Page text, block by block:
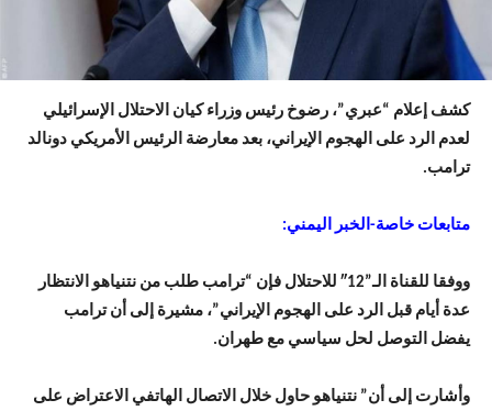
كشف إعلام “عبري”، رضوخ رئيس وزراء كيان الاحتلال الإسرائيلي
لعدم الرد على الهجوم الإيراني، بعد معارضة الرئيس الأمريكي دونالد
ترامب.
متابعات خاصة-الخبر اليمني:
ووفقا للقناة الـ”12″ للاحتلال فإن “ترامب طلب من نتنياهو الانتظار
عدة أيام قبل الرد على الهجوم الإيراني”، مشيرة إلى أن ترامب
يفضل التوصل لحل سياسي مع طهران.
وأشارت إلى أن” نتنياهو حاول خلال الاتصال الهاتفي الاعتراض على